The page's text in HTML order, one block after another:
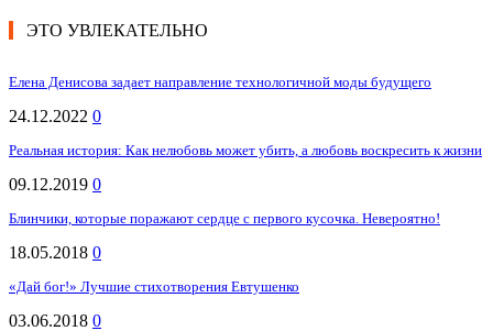
ЭТО УВЛЕКАТЕЛЬНО
Елена Денисова задает направление технологичной моды будущего
24.12.2022 0
Реальная история: Как нелюбовь может убить, а любовь воскресить к жизни
09.12.2019 0
Блинчики, которые поражают сердце с первого кусочка. Невероятно!
18.05.2018 0
«Дай бог!» Лучшие стихотворения Евтушенко
03.06.2018 0